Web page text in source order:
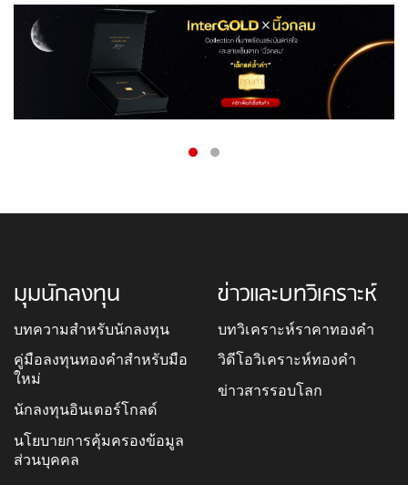
มุมนักลงทุน
บทความสำหรับนักลงทุน
คู่มือลงทุนทองคำสำหรับมือ
ใหม่
นักลงทุนอินเตอร์โกลด์
นโยบายการคุ้มครองข้อมูล
ส่วนบุคคล
ข่าวและบทวิเคราะห์
บทวิเคราะห์ราคาทองคำ
วิดีโอวิเคราะห์ทองคำ
ข่าวสารรอบโลก